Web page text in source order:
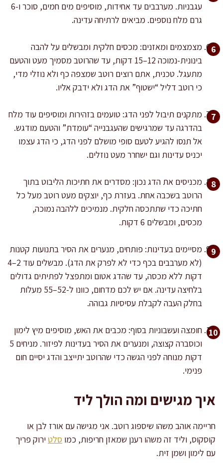
עגבניות. מערבבים עד אחידות, מוסיפים מים חמים, סוכר ו-6
גרם מלח נוספים. מביאים לרתיחה עדינה.
מצמצמים ומאזנים: מכסים חלקית ומבשלים על להבה
בינונית-נמוכה 12–15 דקות, עד שהרוטב מסמיך מעט והטעם
מתעגל. טכנית, אתם רוצים רוטב שמצפה כף ולא נוזלי מדי,
כי רוטב דליל “ישטוף” את הדג ולא ידבק אליו.
מתקנים תיבול לפני הדג: טועמים בזהירות ומוסיפים עוד מלח
בהדרגה עד שמרגישים שהעגבנייה “עומדת” והטעם מודגש.
אל תנסו להגיע לטעם סופי מושלם לפני הדג, כי הדג עצמו
יכניס עדינות וגם ישחרר מעט נוזלים.
מכניסים את הדג נכון: מסדרים את חתיכות הליבוט בתוך
הרוטב בשכבה אחת. בעזרת כף, יוצקים מעט רוטב מעל כל
חתיכה כדי שתתכסה חלקית. מנמיכים ללהבה נמוכה,
מכסים, ומבשלים 6 דקות.
מסיימים בעדינות: פותחים, מנערים את הסיר בתנועות קטנות
(לא מערבבים בכף כדי לא לפרק את הדג). מבשלים עוד 2–4
דקות ללא מכסה, עד שהדג אטום ומתפצל לפתיתים גדולים
בלחיצה עדינה. אם יש לכם מדחום, כוונו ל-52–55 מעלות
בחלק העבה לקבלת עסיסיות גבוהה.
חומצה ועשבוניות בסוף: מכבים את האש, מוסיפים מיץ לימון
וכוסברה קצוצה, ומנערים את הסיר בעדינות לפיזור. מניחים 5
דקות מנוחה לפני הגשה כדי שהרוטב יתייצב והדג יסיים חום
פנימי.
איך מגישים ומה הולך ליד
חריימה אוהב משהו שיספוג רוטב. אני מגישה עם אורז לבן או
קוסקוס, וליד זה משהו רענן שמאזן חריפות, כמו סלט ירוק פריך
עם לימון ושמן זית.